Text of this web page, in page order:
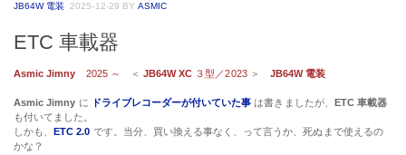
JB64W 電装 2025-12-29 BY ASMIC
ETC 車載器
Asmic Jimny 2025 ～ ＜ JB64W XC ３型／2023＞ JB64W 電装
Asmic Jimny に ドライブレコーダーが付いていた事 は書きましたが、
ETC 車載器
も付いてました。
しかも、
ETC 2.0 です。当分、買い換える事なく、って言うか、死ぬまで使えるの
かな？